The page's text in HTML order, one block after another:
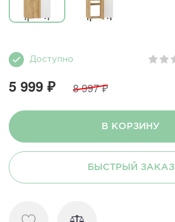
Доступно
5 999 ₽ 8 997 ₽
В КОРЗИНУ
БЫСТРЫЙ ЗАКАЗ